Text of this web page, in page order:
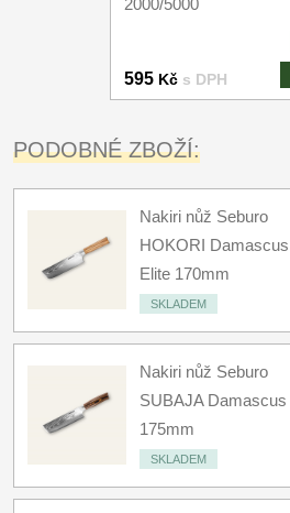
2000/5000
595 Kč s DPH
PODOBNÉ ZBOŽÍ:
Nakiri nůž Seburo
HOKORI Damascus
Elite 170mm
SKLADEM
Nakiri nůž Seburo
SUBAJA Damascus
175mm
SKLADEM